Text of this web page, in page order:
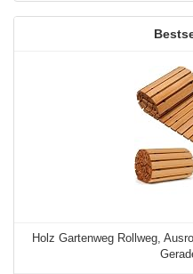
Holz Gartenweg Rollweg,